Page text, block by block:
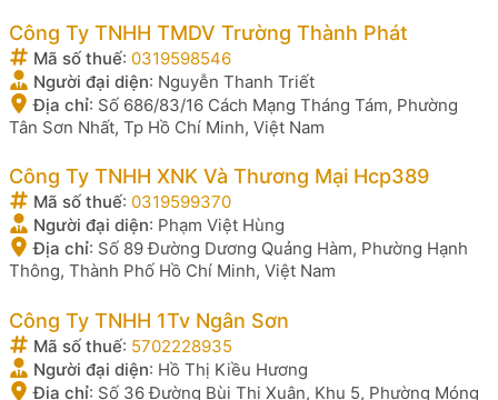
Công Ty TNHH TMDV Trường Thành Phát
Mã số thuế: 0319598546
Người đại diện: Nguyễn Thanh Triết
Địa chỉ: Số 686/83/16 Cách Mạng Tháng Tám, Phường
Tân Sơn Nhất, Tp Hồ Chí Minh, Việt Nam
Công Ty TNHH XNK Và Thương Mại Hcp389
Mã số thuế: 0319599370
Người đại diện: Phạm Việt Hùng
Địa chỉ: Số 89 Đường Dương Quảng Hàm, Phường Hạnh
Thông, Thành Phố Hồ Chí Minh, Việt Nam
Công Ty TNHH 1Tv Ngân Sơn
Mã số thuế: 5702228935
Người đại diện: Hồ Thị Kiều Hương
Địa chỉ: Số 36 Đường Bùi Thị Xuân, Khu 5, Phường Móng